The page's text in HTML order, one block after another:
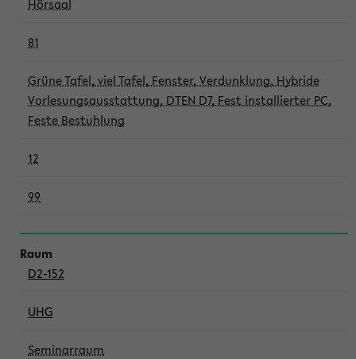
Hörsaal
81
Grüne Tafel, viel Tafel, Fenster, Verdunklung, Hybride
Vorlesungsausstattung, DTEN D7, Fest installierter PC,
Feste Bestuhlung
12
99
D2-152
UHG
Seminarraum